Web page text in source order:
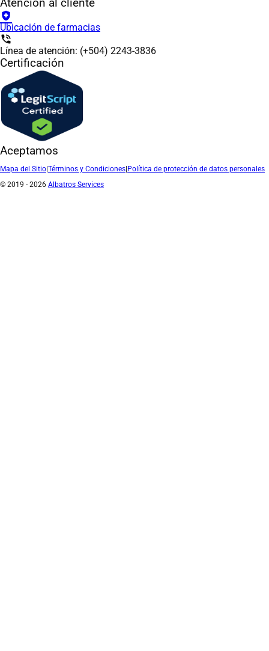
Atención al cliente
health_and_safety
Ubicación de farmacias
phone_in_talk
Línea de atención: (+504) 2243-3836
Certificación
Aceptamos
Mapa del Sitio|Términos y Condiciones|Política de protección de datos personales
© 2019 - 2026 Albatros Services